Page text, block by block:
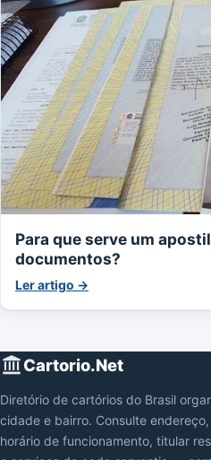
Para que serve um
documentos?
Ler artigo →
Cartorio.Net
Diretório de cartórios do Brasil
cidade e bairro. Consulte
horário de funcionamento, titular